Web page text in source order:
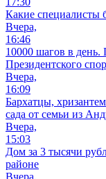
Какие специалисты
Вчера,
16:46
10000 шагов в день.
Президентского
Вчера,
16:09
Бархатцы,
сада от семьи из
Вчера,
15:03
Дом за 3 тысячи
районе
Вчера,